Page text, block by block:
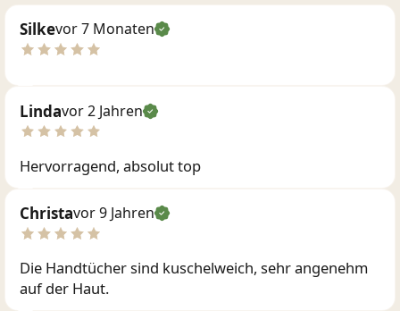
Silkevor 7 Monaten
Lindavor 2 Jahren
Hervorragend, absolut top
Christavor 9 Jahren
Die Handtücher sind kuschelweich, sehr angenehm
auf der Haut.